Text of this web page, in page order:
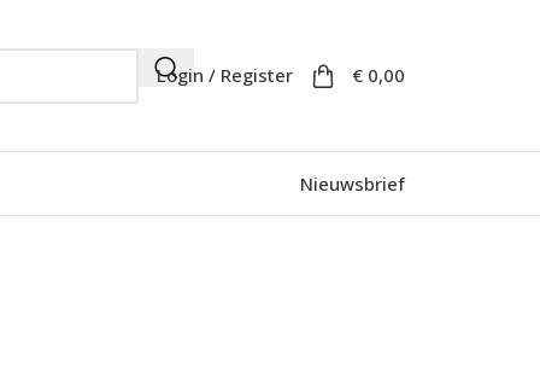
Login / Register € 0,00
Nieuwsbrief